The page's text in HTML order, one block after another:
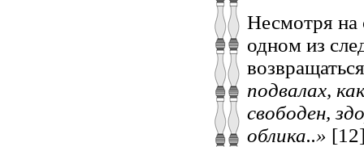
Несмотря на
одном из
подвалах,
свободен,
облика..»